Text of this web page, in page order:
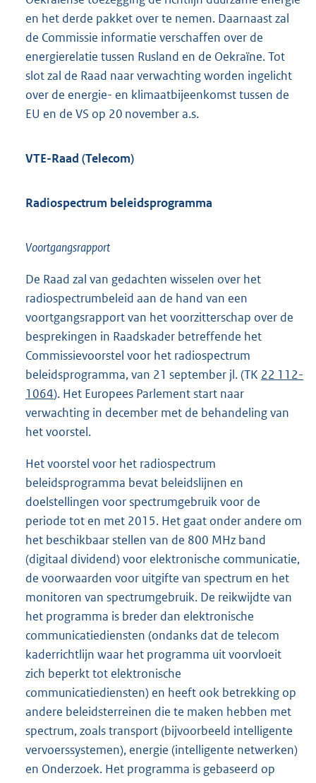
en het derde pakket over te nemen. Daarnaast zal
de Commissie informatie verschaffen over de
energierelatie tussen Rusland en de Oekraïne. Tot
slot zal de Raad naar verwachting worden ingelicht
over de energie- en klimaatbijeenkomst tussen de
EU en de VS op 20 november a.s.
VTE-Raad (Telecom)
Radiospectrum beleidsprogramma
Voortgangsrapport
De Raad zal van gedachten wisselen over het
radiospectrumbeleid aan de hand van een
voortgangsrapport van het voorzitterschap over de
besprekingen in Raadskader betreffende het
Commissievoorstel voor het radiospectrum
beleidsprogramma, van 21 september jl. (TK 22 112-
1064). Het Europees Parlement start naar
verwachting in december met de behandeling van
het voorstel.
Het voorstel voor het radiospectrum
beleidsprogramma bevat beleidslijnen en
doelstellingen voor spectrumgebruik voor de
periode tot en met 2015. Het gaat onder andere om
het beschikbaar stellen van de 800 MHz band
(digitaal dividend) voor elektronische communicatie,
de voorwaarden voor uitgifte van spectrum en het
monitoren van spectrumgebruik. De reikwijdte van
het programma is breder dan elektronische
communicatiediensten (ondanks dat de telecom
kaderrichtlijn waar het programma uit voorvloeit
zich beperkt tot elektronische
communicatiediensten) en heeft ook betrekking op
andere beleidsterreinen die te maken hebben met
spectrum, zoals transport (bijvoorbeeld intelligente
vervoerssystemen), energie (intelligente netwerken)
en Onderzoek. Het programma is gebaseerd op